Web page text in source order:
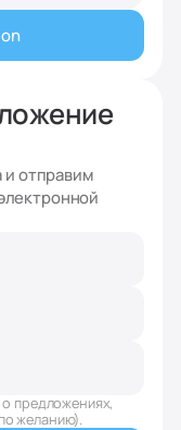
и отправим
предложениях,
желанию).